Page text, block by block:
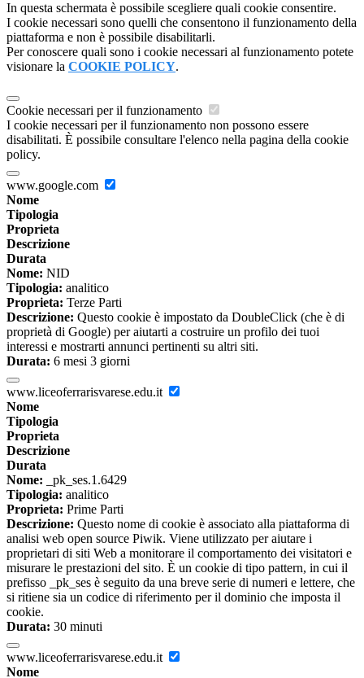
In questa schermata è possibile scegliere quali cookie consentire.
I cookie necessari sono quelli che consentono il funzionamento della
piattaforma e non è possibile disabilitarli.
Per conoscere quali sono i cookie necessari al funzionamento potete
visionare la COOKIE POLICY.
Cookie necessari per il funzionamento
I cookie necessari per il funzionamento non possono essere
disabilitati. È possibile consultare l'elenco nella pagina della cookie
policy.
www.google.com
Nome
Tipologia
Proprieta
Descrizione
Durata
Nome: NID
Tipologia: analitico
Proprieta: Terze Parti
Descrizione: Questo cookie è impostato da DoubleClick (che è di
proprietà di Google) per aiutarti a costruire un profilo dei tuoi
interessi e mostrarti annunci pertinenti su altri siti.
Durata: 6 mesi 3 giorni
www.liceoferrarisvarese.edu.it
Nome
Tipologia
Proprieta
Descrizione
Durata
Nome: _pk_ses.1.6429
Tipologia: analitico
Proprieta: Prime Parti
Descrizione: Questo nome di cookie è associato alla piattaforma di
analisi web open source Piwik. Viene utilizzato per aiutare i
proprietari di siti Web a monitorare il comportamento dei visitatori e
misurare le prestazioni del sito. È un cookie di tipo pattern, in cui il
prefisso _pk_ses è seguito da una breve serie di numeri e lettere, che
si ritiene sia un codice di riferimento per il dominio che imposta il
cookie.
Durata: 30 minuti
www.liceoferrarisvarese.edu.it
Nome